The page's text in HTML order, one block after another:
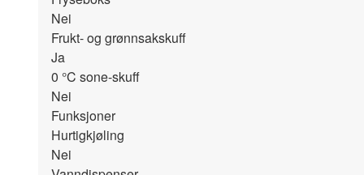
Nei
Frukt- og grønnsakskuff
Ja
0 °C sone-skuff
Nei
Funksjoner
Hurtigkjøling
Nei